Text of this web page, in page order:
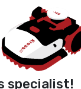
specialist!